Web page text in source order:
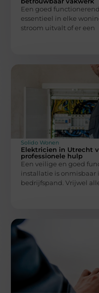
Een goed
essentieel in elke
stroom uitvalt of er een
Solido Wonen
Elektricien in Utrecht
professionele hulp
Een veilige en goed
installatie is onmisbaar
bedrijfspand. Vrijwel